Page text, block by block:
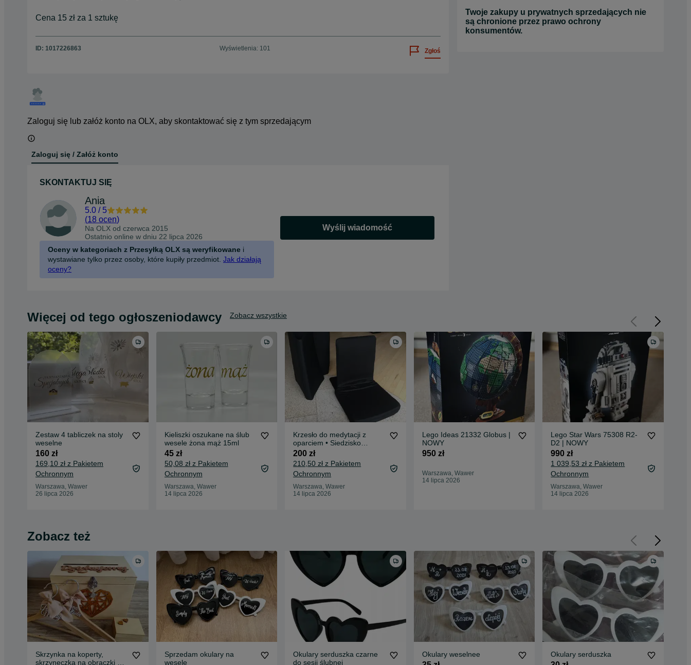
Cena 15 zł za 1 sztukę
ID: 1017226863 Wyświetlenia: 101 Zgłoś
Zaloguj się lub załóż konto na OLX, aby skontaktować się z tym sprzedającym
Zaloguj się / Załóż konto
SKONTAKTUJ SIĘ
Ania
5.0 / 5
(18 ocen)
Na OLX od czerwca 2015
Ostatnio online w dniu 22 lipca 2026
Oceny w kategoriach z Przesyłką OLX są weryfikowane i
wystawiane tylko przez osoby, które kupiły przedmiot. Jak działają
oceny?
Wyślij wiadomość
Twoje zakupy u prywatnych sprzedających nie
są chronione przez prawo ochrony
konsumentów.
Więcej od tego ogłoszeniodawcy Zobacz wszystkie
Zestaw 4 tabliczek na stoly
weselne
160 zł
169,10 zł z Pakietem
Ochronnym
Warszawa, Wawer
26 lipca 2026
Kieliszki oszukane na ślub
wesele żona mąż 15ml
45 zł
50,08 zł z Pakietem
Ochronnym
Warszawa, Wawer
14 lipca 2026
Krzesło do medytacji z
oparciem • Siedzisko
podłogowe • Medytacja
200 zł
210,50 zł z Pakietem
Ochronnym
Warszawa, Wawer
14 lipca 2026
Lego Ideas 21332 Globus |
NOWY
950 zł
Warszawa, Wawer
14 lipca 2026
Lego Star Wars 75308 R2-
D2 | NOWY
990 zł
1 039,53 zł z Pakietem
Ochronnym
Warszawa, Wawer
14 lipca 2026
Zobacz też
Skrzynka na koperty,
skrzyneczka na obrączki +
Sprzedam okulary na
wesele
Okulary serduszka czarne
do sesji ślubnej
Okulary weselnee Okulary serduszka